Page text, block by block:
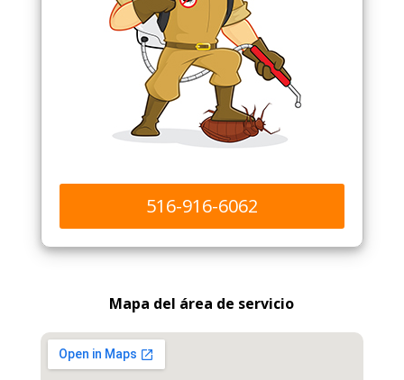
516-916-6062
Mapa del área de servicio